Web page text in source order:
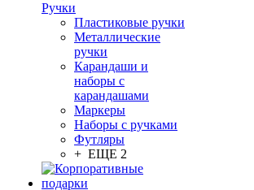
Ручки
Пластиковые ручки
Металлические
ручки
Карандаши и
наборы с
карандашами
Маркеры
Наборы с ручками
Футляры
+ ЕЩЕ 2